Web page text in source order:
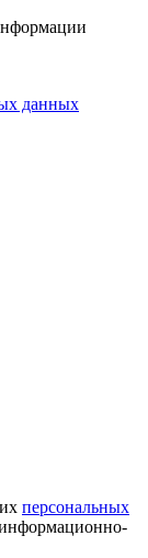
данных
персональных